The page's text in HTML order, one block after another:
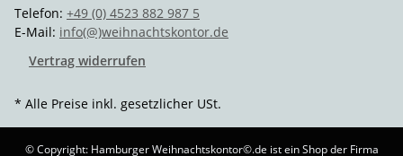
Telefon: +49 (0) 4523 882 987 5
E-Mail: info(@)weihnachtskontor.de
Vertrag widerrufen
* Alle Preise inkl. gesetzlicher USt.
© Copyright: Hamburger Weihnachtskontor©.de ist ein Shop der Firma